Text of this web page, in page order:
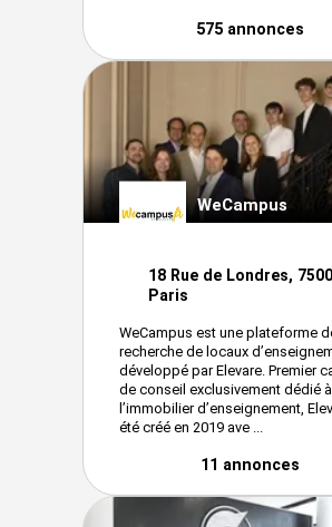
575 annonces
WeCampus
18 Rue de Londres,
Paris
WeCampus est une plateforme
recherche de locaux
développé par Elevare. Premier
de conseil exclusivement dédié à
l’immobilier d’enseignement,
été créé en 2019 ave ...
11 annonces